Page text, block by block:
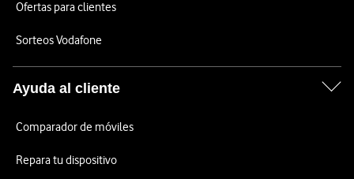
Ofertas para clientes
Sorteos Vodafone
Ayuda al cliente
Comparador de móviles
Repara tu dispositivo